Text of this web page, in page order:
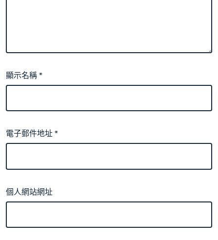
顯示名稱*
電子郵件地址*
個人網站網址